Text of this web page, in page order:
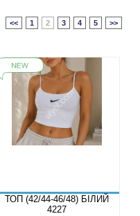
<< 1 2 3 4 5 >>
ТОП (42/44-46/48) БІЛИЙ
4227